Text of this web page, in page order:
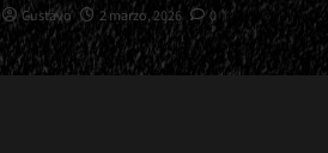
Gustavo 2 marzo, 2026 0